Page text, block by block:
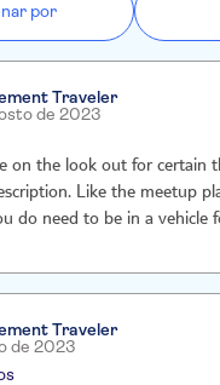
por
Traveler
de 2023
Like the meetup
do need to be in a vehicle
guide person.
Traveler
de 2023